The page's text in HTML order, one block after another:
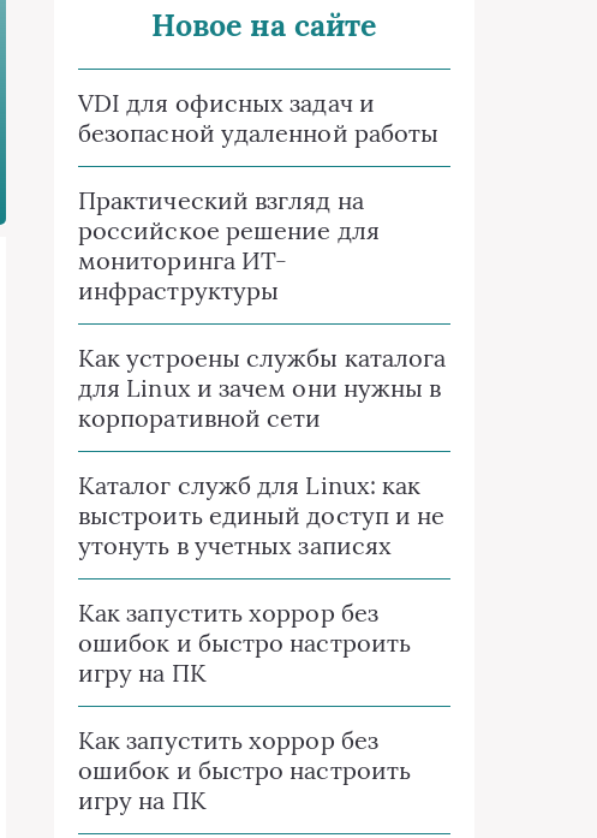
Новое на сайте
VDI для офисных задач и
безопасной удаленной работы
Практический взгляд на
российское решение для
мониторинга ИТ-
инфраструктуры
Как устроены службы каталога
для Linux и зачем они нужны в
корпоративной сети
Каталог служб для Linux: как
выстроить единый доступ и не
утонуть в учетных записях
Как запустить хоррор без
ошибок и быстро настроить
игру на ПК
Как запустить хоррор без
ошибок и быстро настроить
игру на ПК